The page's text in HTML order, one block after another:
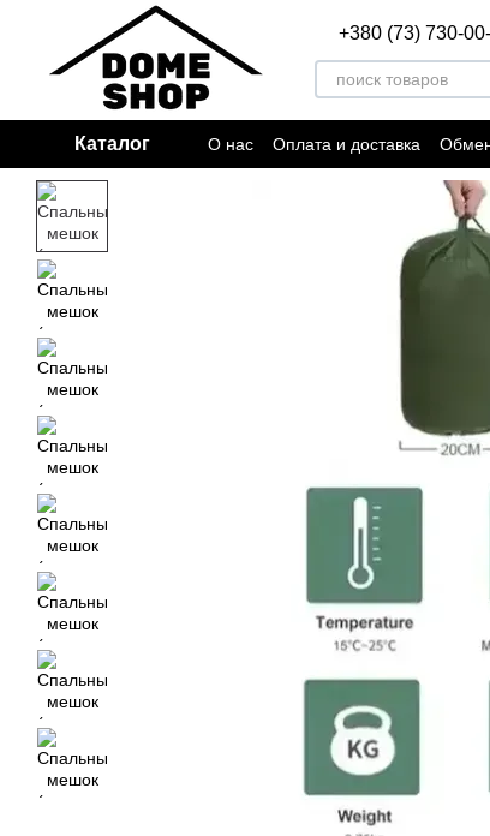
Перейти к основному контенту
+380 (73) 730-
Каталог О нас Оплата и доставка
Пользовательское соглашение